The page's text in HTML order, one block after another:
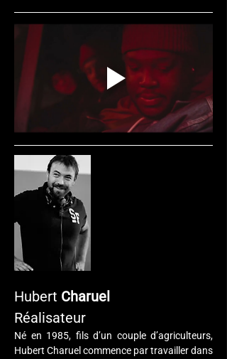
Hubert Charuel
Réalisateur
Né en 1985, fils d’un couple d’agriculteurs,
Hubert Charuel commence par travailler dans